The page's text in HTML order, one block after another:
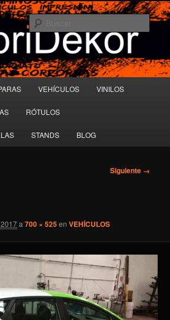
E IMPRESIÓN
VEHÍCULOS VINILOS
RÓTULOS
STANDS BLOG
Siguiente →
a700 × 525enVEHÍCULOS